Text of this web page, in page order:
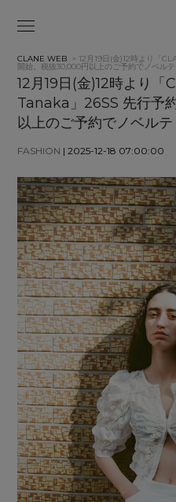
CLANE WEB > 12月19日(金)12時より「
開始。税抜30,000円以上のご予約でノベルテ
12月19日(金)12時より
Tanaka」26SS 先行予
以上のご予約でノベルテ
FASHION | 2025-12-18 07:00:00